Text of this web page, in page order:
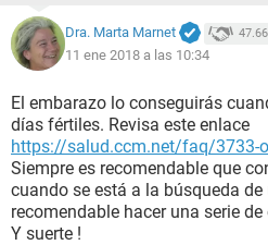
Dra. Marta Marnet
11 ene 2018 a las 10:34
El embarazo lo conseguirás
días fértiles. Revisa este enlace
https://salud.ccm.net/faq/3733-
Siempre es recomendable que
cuando se está a la búsqueda
recomendable hacer una serie de
Y suerte !